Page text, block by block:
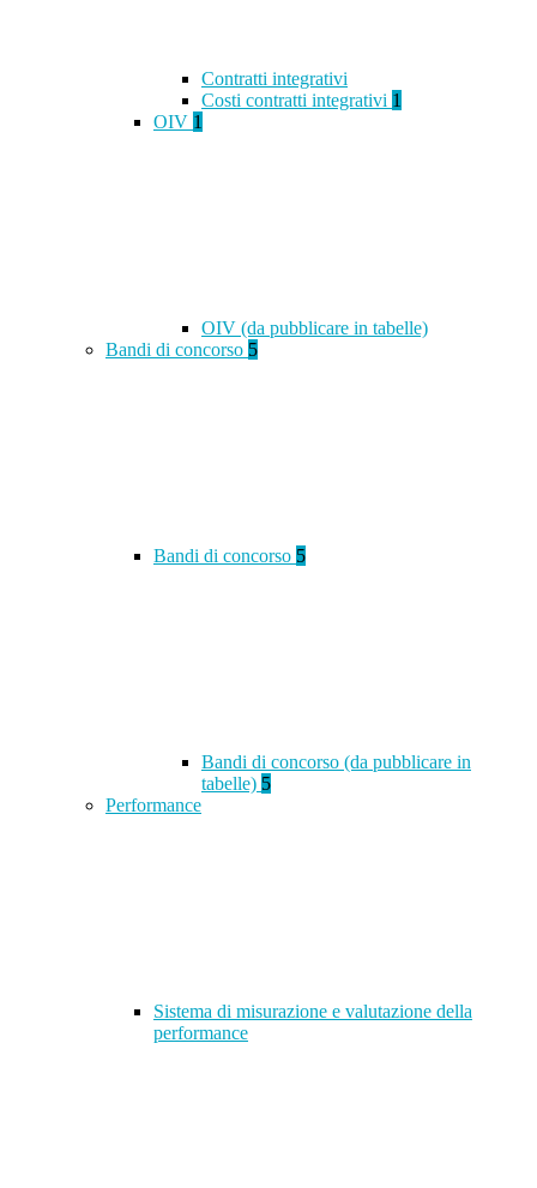
Contratti integrativi
Costi contratti integrativi 1
OIV 1
OIV (da pubblicare in tabelle)
Bandi di concorso 5
Bandi di concorso 5
Bandi di concorso (da pubblicare in
tabelle) 5
Performance
Sistema di misurazione e valutazione della
performance